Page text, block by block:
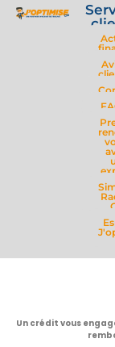
Un crédit vous